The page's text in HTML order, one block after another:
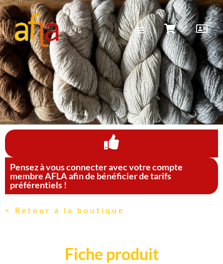
Pensez à vous connecter avec votre compte
membre AFLA afin de bénéficier de tarifs
préférentiels !
< Retour à la boutique
Fiche produit